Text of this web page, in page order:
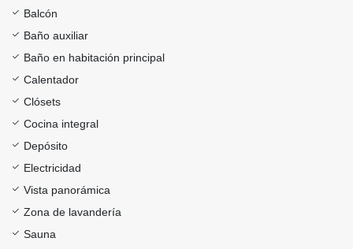
Balcón
Baño auxiliar
Baño en habitación principal
Calentador
Clósets
Cocina integral
Depósito
Electricidad
Vista panorámica
Zona de lavandería
Sauna